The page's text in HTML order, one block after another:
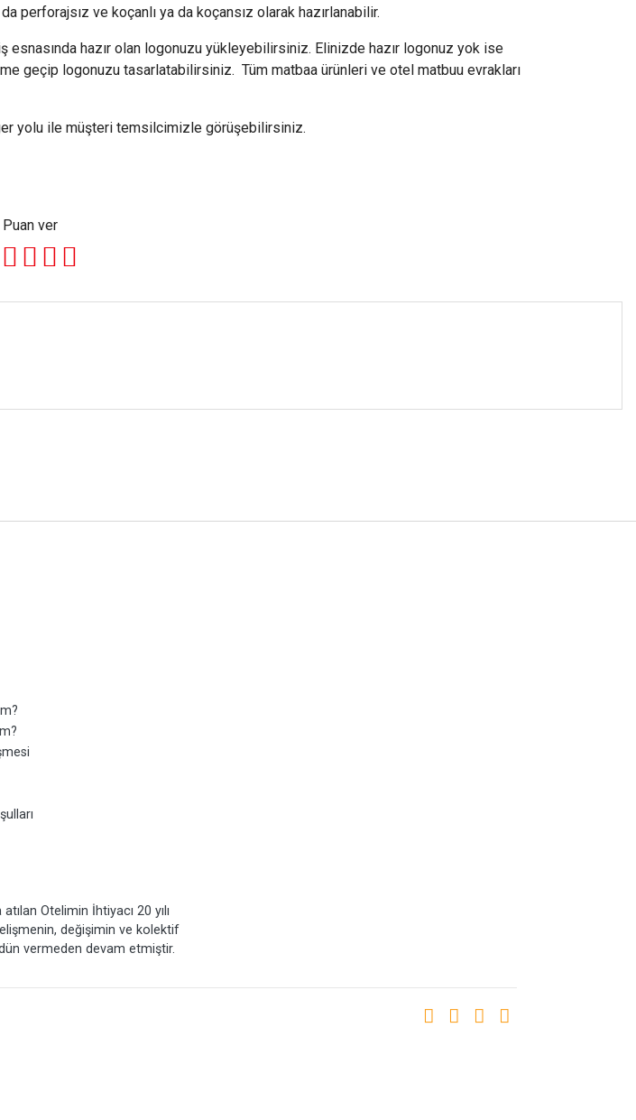
perforajsız ve koçanlı ya da koçansız olarak hazırlanabilir.
hazır olan logonuzu yükleyebilirsiniz. Elinizde hazır logonuz yok ise
geçip logonuzu tasarlatabilirsiniz. Tüm matbaa ürünleri ve otel matbuu evrakları
yolu ile müşteri temsilcimizle görüşebilirsiniz.
Puan ver
Otelimin İhtiyacı 20 yılı
değişimin ve kolektif
vermeden devam etmiştir.